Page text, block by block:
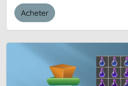
Acheter